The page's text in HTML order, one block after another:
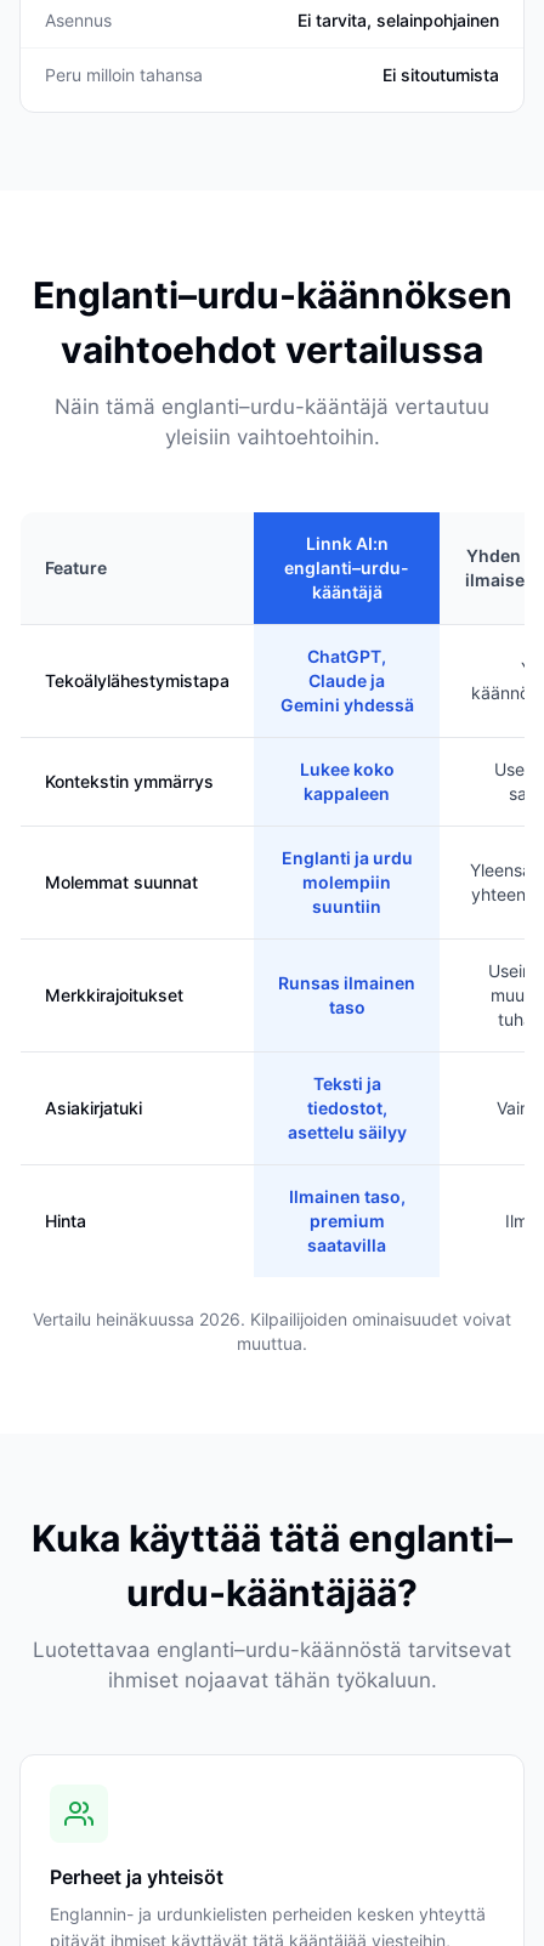
Asennus Ei tarvita, selainpohjainen
Peru milloin tahansa Ei sitoutumista
Englanti–urdu-käännöksen
vaihtoehdot vertailussa
Näin tämä englanti–urdu-kääntäjä vertautuu
yleisiin vaihtoehtoihin.
Feature
Linnk AI:n
englanti–urdu-
kääntäjä
Yhden
ilmaiset
Tekoälylähestymistapa
ChatGPT,
Claude ja
Gemini yhdessä
Kontekstin ymmärrys
Lukee koko
kappaleen
Usein
Molemmat suunnat
Englanti ja urdu
molempiin
suuntiin
Yleensä
yhteen
Merkkirajoitukset
Runsas ilmainen
taso
Usein
Asiakirjatuki
Teksti ja
tiedostot,
asettelu säilyy
Vain
Hinta
Ilmainen taso,
premium
saatavilla
Vertailu heinäkuussa 2026. Kilpailijoiden ominaisuudet voivat
muuttua.
Kuka käyttää tätä englanti–
urdu-kääntäjää?
Luotettavaa englanti–urdu-käännöstä tarvitsevat
ihmiset nojaavat tähän työkaluun.
Perheet ja yhteisöt
Englannin- ja urdunkielisten perheiden kesken yhteyttä
pitävät ihmiset käyttävät tätä kääntäjää viesteihin,